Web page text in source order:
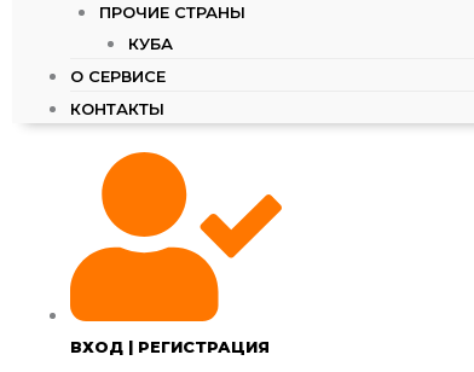
ПРОЧИЕ СТРАНЫ
КУБА
О СЕРВИСЕ
КОНТАКТЫ
ВХОД | РЕГИСТРАЦИЯ